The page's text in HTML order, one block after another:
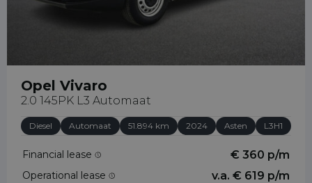
Opel Vivaro
2.0 145PK L3 Automaat
Diesel Automaat 51.894 km 2024 Asten L3H1
Financial lease € 360 p/m
Operational lease v.a. € 619 p/m